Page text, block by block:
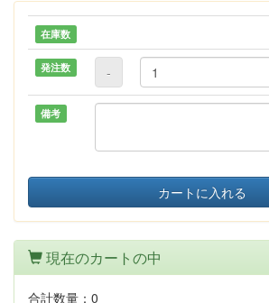
在庫数
発注数 -
備考
カートに入れる
現在のカートの中
合計数量： 0